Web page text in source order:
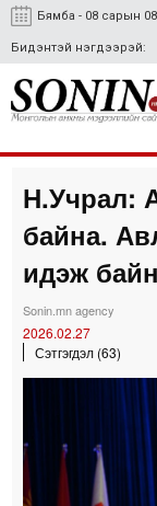
Бямба - 08 сарын
Бидэнтэй нэгдээрэй:
Н.Учрал:
байна.
идэж
Sonin.mn agency
2026.02.27
Сэтгэгдэл (63)